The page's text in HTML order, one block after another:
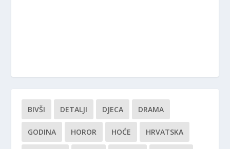
BIVŠI DETALJI DJECA DRAMA
GODINA HOROR HOĆE HRVATSKA